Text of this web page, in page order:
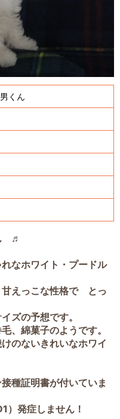
くん
♬
なホワイト・プードル
えっこな性格で とっ
ズの予想です。
、綿菓子のようです。
のないきれいなホワイ
種証明書が付いていま
）発症しません！